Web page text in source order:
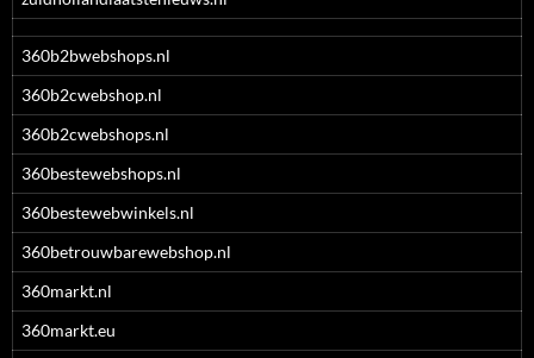
360b2bwebshops.nl
360b2cwebshop.nl
360b2cwebshops.nl
360bestewebshops.nl
360bestewebwinkels.nl
360betrouwbarewebshop.nl
360markt.nl
360markt.eu